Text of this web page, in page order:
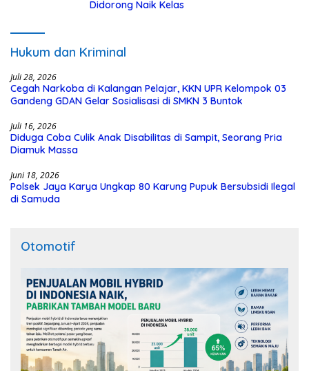
Didorong Naik Kelas
Hukum dan Kriminal
Juli 28, 2026
Cegah Narkoba di Kalangan Pelajar, KKN UPR Kelompok 03
Gandeng GDAN Gelar Sosialisasi di SMKN 3 Buntok
Juli 16, 2026
Diduga Coba Culik Anak Disabilitas di Sampit, Seorang Pria
Diamuk Massa
Juni 18, 2026
Polsek Jaya Karya Ungkap 80 Karung Pupuk Bersubsidi Ilegal
di Samuda
Otomotif